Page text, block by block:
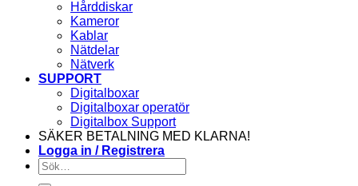
Hårddiskar
Kameror
Kablar
Nätdelar
Nätverk
SUPPORT
Digitalboxar
Digitalboxar operatör
Digitalbox Support
SÄKER BETALNING MED KLARNA!
Logga in / Registrera
Sök
efter: